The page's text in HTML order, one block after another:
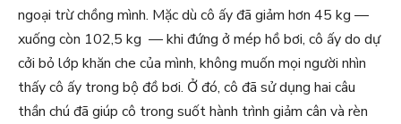
ngoại trừ chồng mình. Mặc dù cô ấy đã giảm hơn 45 kg —
xuống còn 102,5 kg — khi đứng ở mép hồ bơi, cô ấy do dự
cởi bỏ lớp khăn che của mình, không muốn mọi người nhìn
thấy cô ấy trong bộ đồ bơi. Ở đó, cô đã sử dụng hai câu
thần chú đã giúp cô trong suốt hành trình giảm cân và rèn